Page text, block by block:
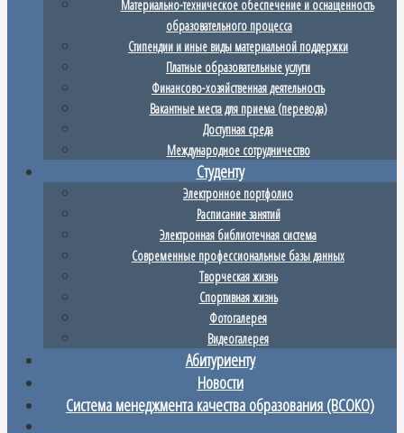
Материально-техническое обеспечение и оснащенность
образовательного процесса
Стипендии и иные виды материальной поддержки
Платные образовательные услуги
Финансово-хозяйственная деятельность
Вакантные места для приема (перевода)
Доступная среда
Международное сотрудничество
Студенту
Электронное портфолио
Расписание занятий
Электронная библиотечная система
Современные профессиональные базы данных
Творческая жизнь
Спортивная жизнь
Фотогалерея
Видеогалерея
Абитуриенту
Новости
Система менеджмента качества образования (ВСОКО)